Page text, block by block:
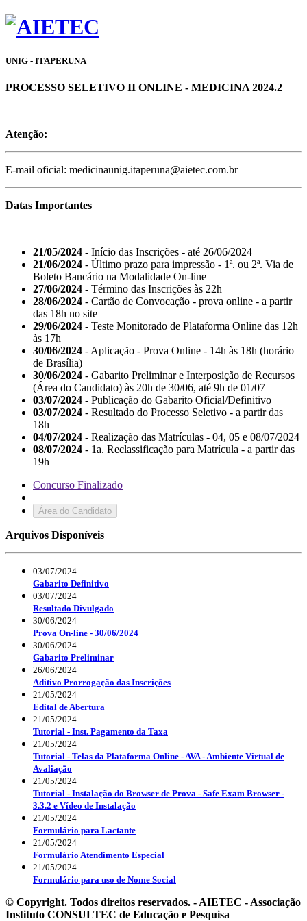
UNIG - ITAPERUNA
PROCESSO SELETIVO II ONLINE - MEDICINA 2024.2
Atenção:
E-mail oficial: medicinaunig.itaperuna@aietec.com.br
Datas Importantes
21/05/2024 - Início das Inscrições - até 26/06/2024
21/06/2024 - Último prazo para impressão - 1ª. ou 2ª. Via de
Boleto Bancário na Modalidade On-line
27/06/2024 - Término das Inscrições às 22h
28/06/2024 - Cartão de Convocação - prova online - a partir
das 18h no site
29/06/2024 - Teste Monitorado de Plataforma Online das 12h
às 17h
30/06/2024 - Aplicação - Prova Online - 14h às 18h (horário
de Brasília)
30/06/2024 - Gabarito Preliminar e Interposição de Recursos
(Área do Candidato) às 20h de 30/06, até 9h de 01/07
03/07/2024 - Publicação do Gabarito Oficial/Definitivo
03/07/2024 - Resultado do Processo Seletivo - a partir das
18h
04/07/2024 - Realização das Matrículas - 04, 05 e 08/07/2024
08/07/2024 - 1a. Reclassificação para Matrícula - a partir das
19h
Concurso Finalizado
Área do Candidato
Arquivos Disponíveis
03/07/2024
Gabarito Definitivo
03/07/2024
Resultado Divulgado
30/06/2024
Prova On-line - 30/06/2024
30/06/2024
Gabarito Preliminar
26/06/2024
Aditivo Prorrogação das Inscrições
21/05/2024
Edital de Abertura
21/05/2024
Tutorial - Inst. Pagamento da Taxa
21/05/2024
Tutorial - Telas da Plataforma Online - AVA - Ambiente Virtual de
Avaliação
21/05/2024
Tutorial - Instalação do Browser de Prova - Safe Exam Browser -
3.3.2 e Vídeo de Instalação
21/05/2024
Formulário para Lactante
21/05/2024
Formulário Atendimento Especial
21/05/2024
Formulário para uso de Nome Social
© Copyright. Todos direitos reservados. - AIETEC - Associação
Instituto CONSULTEC de Educação e Pesquisa